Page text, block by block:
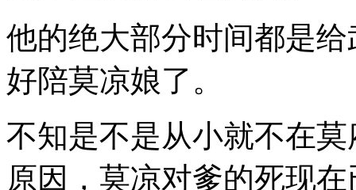
他的绝大部分时间都是
好陪莫凉娘了。
不知是不是从小就不在
原因，莫凉对爹的死现